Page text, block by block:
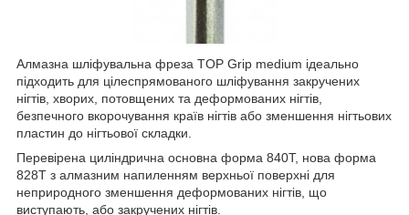
Алмазна шліфувальна фреза TOP Grip medium ідеально
підходить для цілеспрямованого шліфування закручених
нігтів, хворих, потовщених та деформованих нігтів,
безпечного вкорочування країв нігтів або зменшення нігтьових
пластин до нігтьової складки.
Перевірена циліндрична основна форма 840T, нова форма
828T з алмазним напиленням верхньої поверхні для
неприродного зменшення деформованих нігтів, що
виступають, або закручених нігтів.